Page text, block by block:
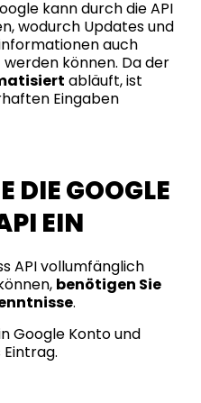
kann durch die API
wodurch Updates und
auch
werden können. Da der
abläuft, ist
Eingaben
DIE GOOGLE
EIN
API vollumfänglich
benötigen Sie
.
Google Konto und
Eintrag.